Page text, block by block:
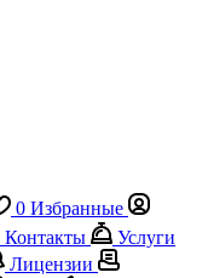
0 Избранные
Контакты
Услуги
Лицензии